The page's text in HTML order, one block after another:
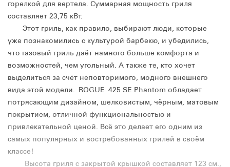
горелкой для вертела. Суммарная мощность гриля
составляет 23,75 кВт.
Этот гриль, как правило, выбирают люди, которые
уже познакомились с культурой барбекю, и убедились,
что газовый гриль даёт намного больше комфорта и
возможностей, чем угольный. А также те, кто хочет
выделиться за счёт неповторимого, модного внешнего
вида этой модели. ROGUE 425 SE Phantom обладает
потрясающим дизайном, шелковистым, чёрным, матовым
покрытием, отличной функциональностью и
привлекательной ценой. Всё это делает его одним из
самых популярных и востребованных грилей в своём
классе!
Высота гриля с закрытой крышкой составляет 123 см.,